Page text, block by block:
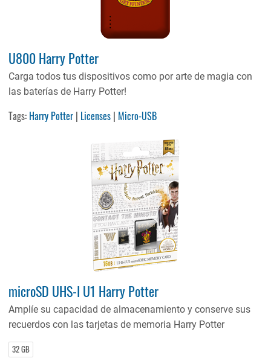
U800 Harry Potter
Carga todos tus dispositivos como por arte de magia con
las baterías de Harry Potter!
Tags: Harry Potter | Licenses | Micro-USB
microSD UHS-I U1 Harry Potter
Amplíe su capacidad de almacenamiento y conserve sus
recuerdos con las tarjetas de memoria Harry Potter
32 GB